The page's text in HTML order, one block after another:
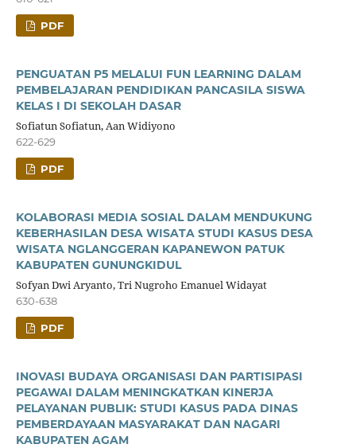
PDF
PENGUATAN P5 MELALUI FUN LEARNING DALAM
PEMBELAJARAN PENDIDIKAN PANCASILA SISWA
KELAS I DI SEKOLAH DASAR
Sofiatun Sofiatun, Aan Widiyono
622-629
PDF
KOLABORASI MEDIA SOSIAL DALAM MENDUKUNG
KEBERHASILAN DESA WISATA STUDI KASUS DESA
WISATA NGLANGGERAN KAPANEWON PATUK
KABUPATEN GUNUNGKIDUL
Sofyan Dwi Aryanto, Tri Nugroho Emanuel Widayat
630-638
PDF
INOVASI BUDAYA ORGANISASI DAN PARTISIPASI
PEGAWAI DALAM MENINGKATKAN KINERJA
PELAYANAN PUBLIK: STUDI KASUS PADA DINAS
PEMBERDAYAAN MASYARAKAT DAN NAGARI
KABUPATEN AGAM